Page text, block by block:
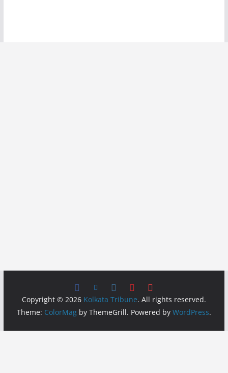
Copyright © 2026 Kolkata Tribune. All rights reserved.
Theme: ColorMagby ThemeGrill. Powered by WordPress.